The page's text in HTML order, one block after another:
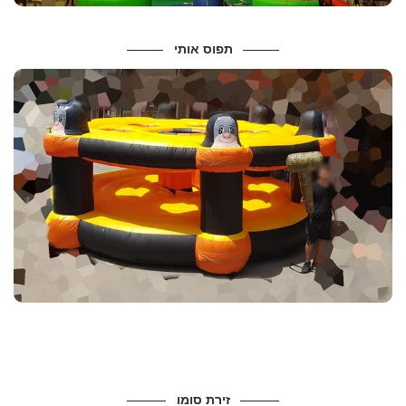
תפוס אותי
מידות ונתונים
מידות :
מחיר להשכרה – 400 ש”ח
זירת סומו